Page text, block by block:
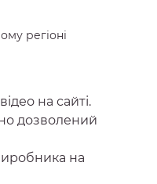
регіоні
на сайті.
дозволений
на